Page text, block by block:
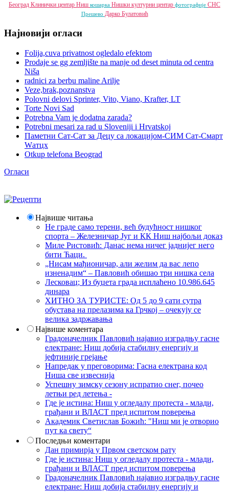
Београд Клинички центар Ниш кошарка Нишки културни центар фотографије СНС
Прешево Дарко Булатовић
Најновији огласи
Folija,cuva privatnost ogledalo efektom
Prodaje se gg zemljište na manje od deset minuta od centra
Niša
radnici za berbu maline Arilje
Veze,brak,poznanstva
Polovni delovi Sprinter, Vito, Viano, Krafter, LT
Torte Novi Sad
Potrebna Vam je dodatna zarada?
Potrebni mesari za rad u Sloveniji i Hrvatskoj
Паметни Сат-Сат за Децу са локацијом-СИМ Сат-Смарт
Wатцх
Otkup telefona Beograd
Огласи
Највише читања
Не граде само терени, већ будућност нишког
спорта – Железничар Југ и КК Ниш најбољи доказ
Миле Ристовић: Данас нема ничег јаднијег него
бити Ћаци.
„Нисам мађионичар, али желим да вас лепо
изненадим“ – Павловић обишао три нишка села
Лесковац; Из буџета града исплаћено 10.986.645
динара
ХИТНО ЗА ТУРИСТЕ: Од 5 до 9 сати сутра
обустава на прелазима ка Грчкој – очекују се
велика задржавања
Највише коментара
Градоначелник Павловић најавио изградњу гасне
електране: Ниш добија стабилну енергију и
јефтиније грејање
Напредак у преговорима: Гасна електрана код
Ниша све извеснија
Успешну зимску сезону испратио снег, почео
летњи ред летења -
Где је истина: Ниш у огледалу протеста - млади,
грађани и ВЛАСТ пред испитом поверења
Академик Светислав Божић: "Ниш ми је отворио
пут ка свету“
Последњи коментари
Дан примирја у Првом светском рату
Где је истина: Ниш у огледалу протеста - млади,
грађани и ВЛАСТ пред испитом поверења
Градоначелник Павловић најавио изградњу гасне
електране: Ниш добија стабилну енергију и